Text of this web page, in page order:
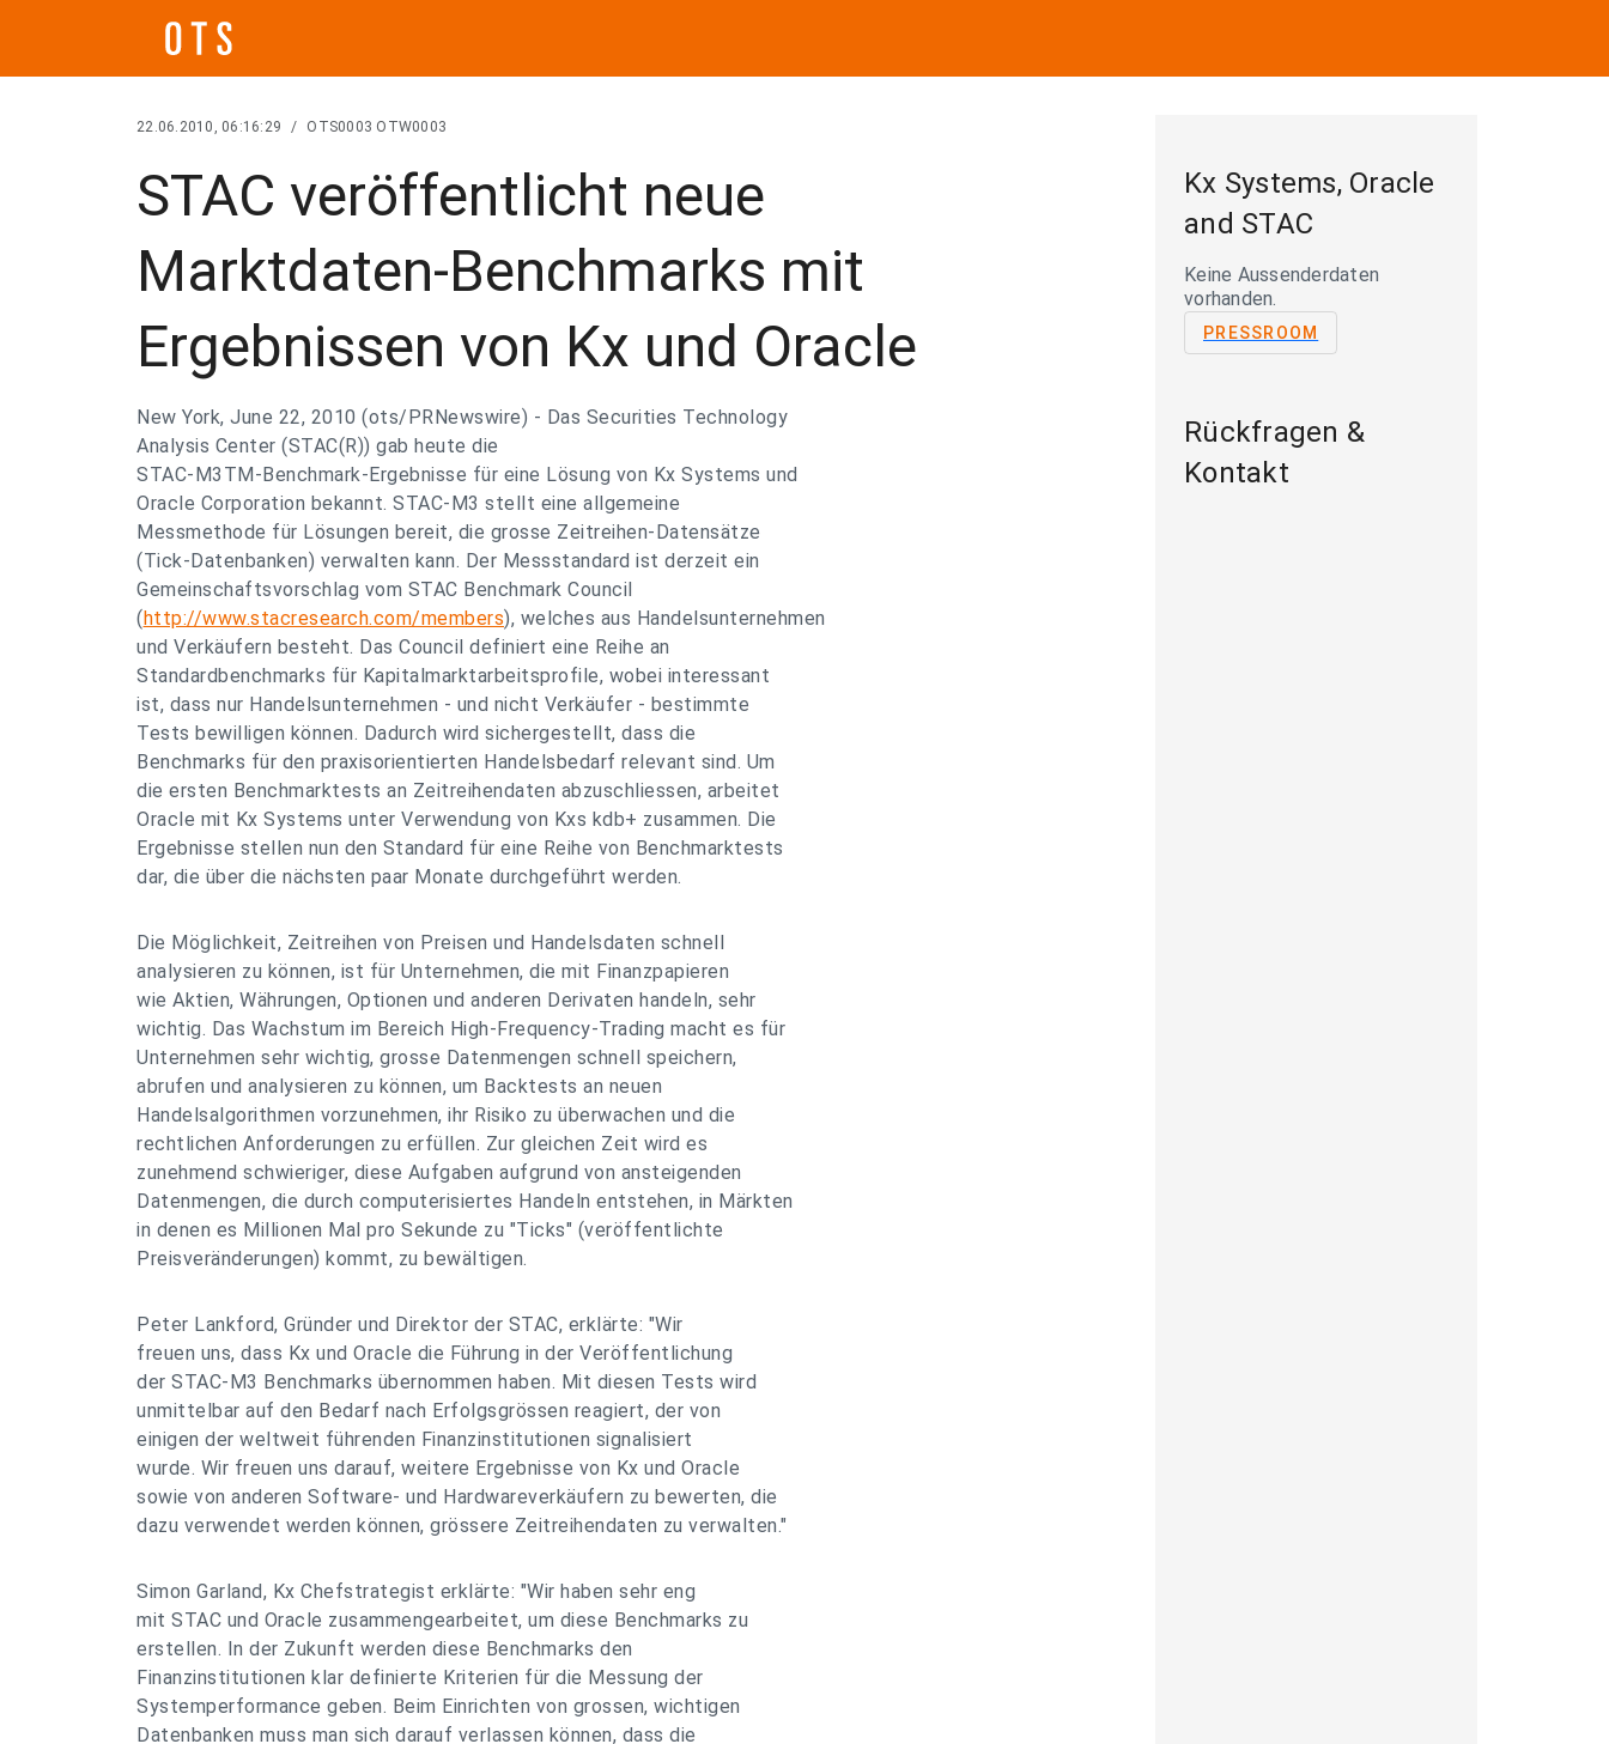
22.06.2010, 06:16:29 / OTS0003 OTW0003
STAC veröffentlicht neue
Marktdaten-Benchmarks mit
Ergebnissen von Kx und Oracle
New York, June 22, 2010 (ots/PRNewswire) - Das Securities Technology
Analysis Center (STAC(R)) gab heute die
STAC-M3TM-Benchmark-Ergebnisse für eine Lösung von Kx Systems und
Oracle Corporation bekannt. STAC-M3 stellt eine allgemeine
Messmethode für Lösungen bereit, die grosse Zeitreihen-Datensätze
(Tick-Datenbanken) verwalten kann. Der Messstandard ist derzeit ein
Gemeinschaftsvorschlag vom STAC Benchmark Council
(http://www.stacresearch.com/members), welches aus Handelsunternehmen
und Verkäufern besteht. Das Council definiert eine Reihe an
Standardbenchmarks für Kapitalmarktarbeitsprofile, wobei interessant
ist, dass nur Handelsunternehmen - und nicht Verkäufer - bestimmte
Tests bewilligen können. Dadurch wird sichergestellt, dass die
Benchmarks für den praxisorientierten Handelsbedarf relevant sind. Um
die ersten Benchmarktests an Zeitreihendaten abzuschliessen, arbeitet
Oracle mit Kx Systems unter Verwendung von Kxs kdb+ zusammen. Die
Ergebnisse stellen nun den Standard für eine Reihe von Benchmarktests
dar, die über die nächsten paar Monate durchgeführt werden.
Die Möglichkeit, Zeitreihen von Preisen und Handelsdaten schnell
analysieren zu können, ist für Unternehmen, die mit Finanzpapieren
wie Aktien, Währungen, Optionen und anderen Derivaten handeln, sehr
wichtig. Das Wachstum im Bereich High-Frequency-Trading macht es für
Unternehmen sehr wichtig, grosse Datenmengen schnell speichern,
abrufen und analysieren zu können, um Backtests an neuen
Handelsalgorithmen vorzunehmen, ihr Risiko zu überwachen und die
rechtlichen Anforderungen zu erfüllen. Zur gleichen Zeit wird es
zunehmend schwieriger, diese Aufgaben aufgrund von ansteigenden
Datenmengen, die durch computerisiertes Handeln entstehen, in Märkten
in denen es Millionen Mal pro Sekunde zu "Ticks" (veröffentlichte
Preisveränderungen) kommt, zu bewältigen.
Peter Lankford, Gründer und Direktor der STAC, erklärte: "Wir
freuen uns, dass Kx und Oracle die Führung in der Veröffentlichung
der STAC-M3 Benchmarks übernommen haben. Mit diesen Tests wird
unmittelbar auf den Bedarf nach Erfolgsgrössen reagiert, der von
einigen der weltweit führenden Finanzinstitutionen signalisiert
wurde. Wir freuen uns darauf, weitere Ergebnisse von Kx und Oracle
sowie von anderen Software- und Hardwareverkäufern zu bewerten, die
dazu verwendet werden können, grössere Zeitreihendaten zu verwalten."
Simon Garland, Kx Chefstrategist erklärte: "Wir haben sehr eng
mit STAC und Oracle zusammengearbeitet, um diese Benchmarks zu
erstellen. In der Zukunft werden diese Benchmarks den
Finanzinstitutionen klar definierte Kriterien für die Messung der
Systemperformance geben. Beim Einrichten von grossen, wichtigen
Datenbanken muss man sich darauf verlassen können, dass die
Kx Systems, Oracle
and STAC
Keine Aussenderdaten
vorhanden.
PRESSROOM
Rückfragen &
Kontakt